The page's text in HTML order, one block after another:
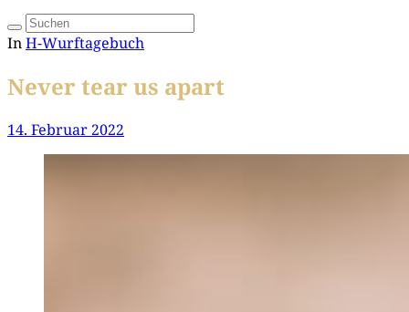
InH-Wurftagebuch
Never tear us apart
14. Februar 2022